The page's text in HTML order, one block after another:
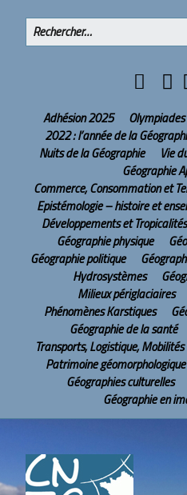
Adhésion 2025 Olympiades
2022 : l’année de la
Nuits de la Géographie
Vie
Géographie
Commerce, Consommation et
Epistémologie – histoire et
Développements et Tropicalités
Géographie physique
Géographie politique
Hydrosystèmes
Milieux périglaciaires
Phénomènes Karstiques
Géographie de la santé
Transports, Logistique, Mobilités
Patrimoine géomorphologique
Géographies culturelles
Géographie en